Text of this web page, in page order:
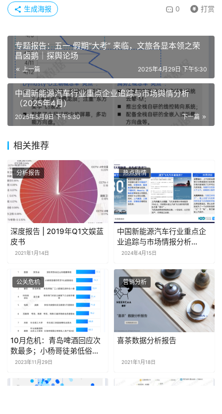
0 打赏
生成海报
专题报告：五一 假期“大考” 来临，文旅各显本领之荣
昌卤鹅｜探舆论场
上一篇 2025年4月29日 下午5:30
中国新能源汽车行业重点企业追踪与市场舆情分析
（2025年4月）
下一篇
2025年5月9日 下午5:30
相关推荐
分析报告
深度报告 | 2019年Q1文娱蓝
皮书
2021年1月14日
热点舆情
中国新能源汽车行业重点企
业追踪与市场情报分析
（2024年3月）
2024年4月15日
公关危机
10月危机：青岛啤酒回应次
数最多；小杨哥徒弟低俗带
货影响较大 | 探舆论场
2023年11月29日
营销分析
喜茶数据分析报告
2021年1月18日